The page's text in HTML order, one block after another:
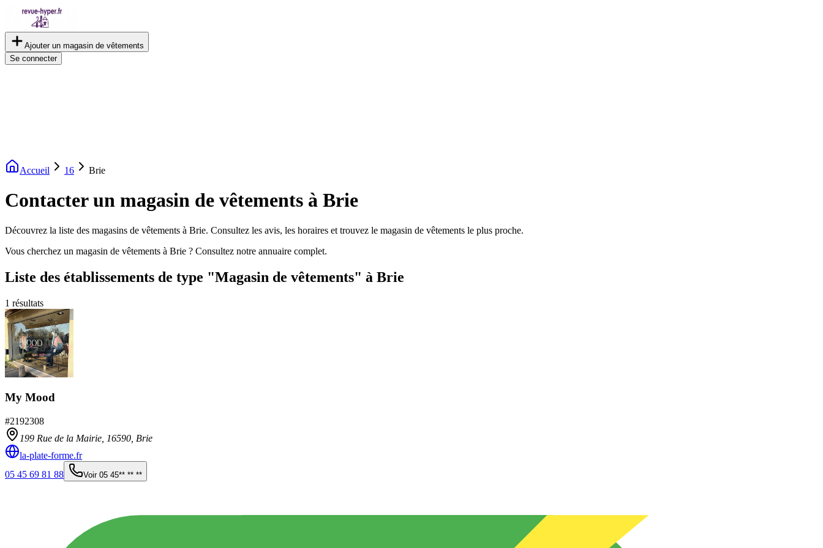
Ajouter un magasin de vêtements
Se connecter
Accueil 16 Brie
Contacter un magasin de vêtements à Brie
Découvrez la liste des magasins de vêtements à Brie. Consultez les avis, les horaires et trouvez le magasin de vêtements le plus proche.
Vous cherchez un magasin de vêtements à Brie ? Consultez notre annuaire complet.
Liste des établissements de type "Magasin de vêtements" à Brie
1 résultats
My Mood
#2192308
199 Rue de la Mairie, 16590 Brie
la-plate-forme.fr
05 45 69 81 88
Voir 05 45** ** **